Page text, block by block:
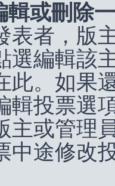
輯或刪除
表者，版
選編輯該
此。如果
輯投票選
主或管理
中途修改